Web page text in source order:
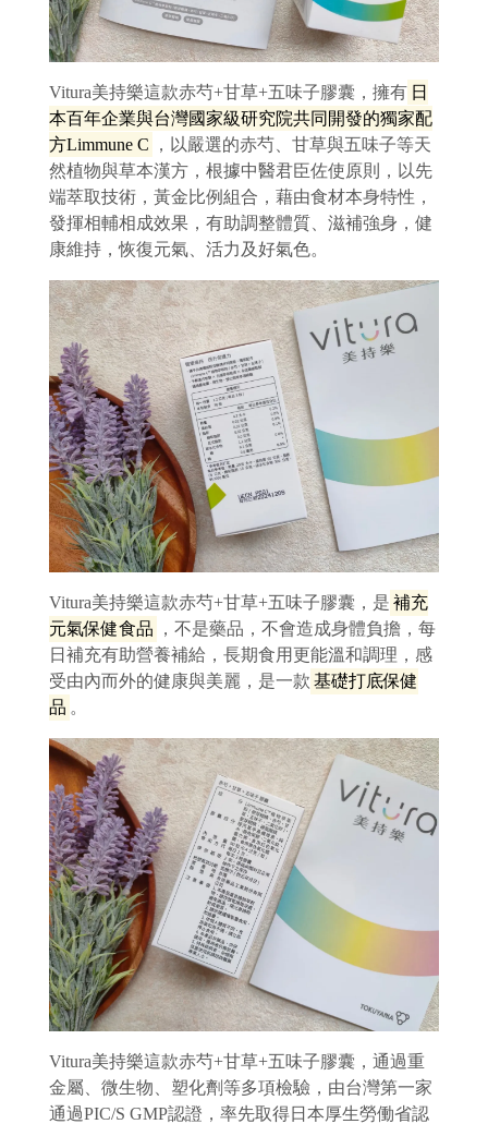
Vitura美持樂這款赤芍+甘草+五味子膠囊，擁有 日
本百年企業與台灣國家級研究院共同開發的獨家配
方Limmune C
，以嚴選的赤芍、甘草與五味子等天
然植物與草本漢方，根據中醫君臣佐使原則，以先
端萃取技術，黃金比例組合，藉由食材本身特性，
發揮相輔相成效果，有助調整體質、滋補強身，健
康維持，恢復元氣、活力及好氣色。
Vitura美持樂這款赤芍+甘草+五味子膠囊，是 補充
元氣保健食品
，不是藥品，不會造成身體負擔，每
日補充有助營養補給，⾧期食用更能溫和調理，感
受由內而外的健康與美麗，是一款 基礎打底保健
品 。
Vitura美持樂這款赤芍+甘草+五味子膠囊，通過重
金屬、微生物、塑化劑等多項檢驗，由台灣第一家
通過PIC/S GMP認證，率先取得日本厚生勞働省認